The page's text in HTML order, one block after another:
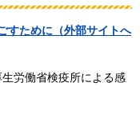
すために（外部サイトへ
労働省検疫所による感